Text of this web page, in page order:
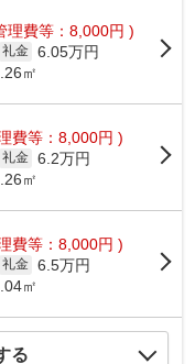
理費等：8,000円 )
礼金 6.05万円
㎡
費等：8,000円 )
礼金 6.2万円
㎡
費等：8,000円 )
礼金 6.5万円
㎡
る